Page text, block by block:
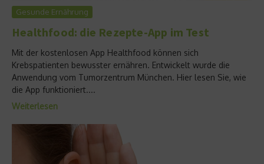
Gesunde Ernährung
Healthfood: die Rezepte-App im Test
Mit der kostenlosen App Healthfood können sich
Krebspatienten bewusster ernähren. Entwickelt wurde die
Anwendung vom Tumorzentrum München. Hier lesen Sie, wie
die App funktioniert....
Weiterlesen